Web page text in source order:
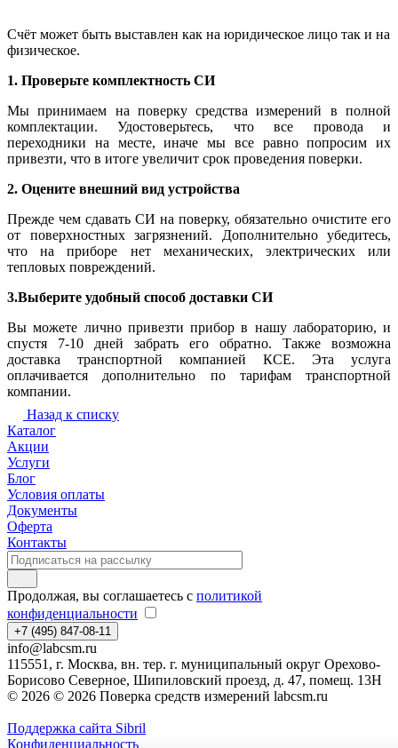
Счёт может быть выставлен как на юридическое лицо так и на
физическое.
1. Проверьте комплектность СИ
Мы принимаем на поверку средства измерений в полной
комплектации. Удостоверьтесь, что все провода и
переходники на месте, иначе мы все равно попросим их
привезти, что в итоге увеличит срок проведения поверки.
2. Оцените внешний вид устройства
Прежде чем сдавать СИ на поверку, обязательно очистите его
от поверхностных загрязнений. Дополнительно убедитесь,
что на приборе нет механических, электрических или
тепловых повреждений.
3.Выберите удобный способ доставки СИ
Вы можете лично привезти прибор в нашу лабораторию, и
спустя 7-10 дней забрать его обратно. Также возможна
доставка транспортной компанией КСЕ. Эта услуга
оплачивается дополнительно по тарифам транспортной
компании.
Назад к списку
Каталог
Акции
Услуги
Блог
Условия оплаты
Документы
Оферта
Контакты
Продолжая, вы соглашаетесь с политикой
конфиденциальности
+7 (495) 847-08-11
info@labcsm.ru
115551, г. Москва, вн. тер. г. муниципальный округ Орехово-
Борисово Северное, Шипиловский проезд, д. 47, помещ. 13Н
© 2026 © 2026 Поверка средств измерений labcsm.ru
Поддержка сайта Sibril
Конфиденциальность